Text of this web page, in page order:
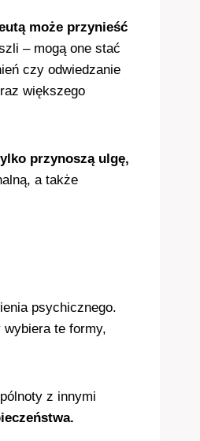
może przynieść
– mogą one stać
czy odwiedzanie
większego
przynoszą ulgę,
a także
psychicznego.
wybiera te formy,
z innymi